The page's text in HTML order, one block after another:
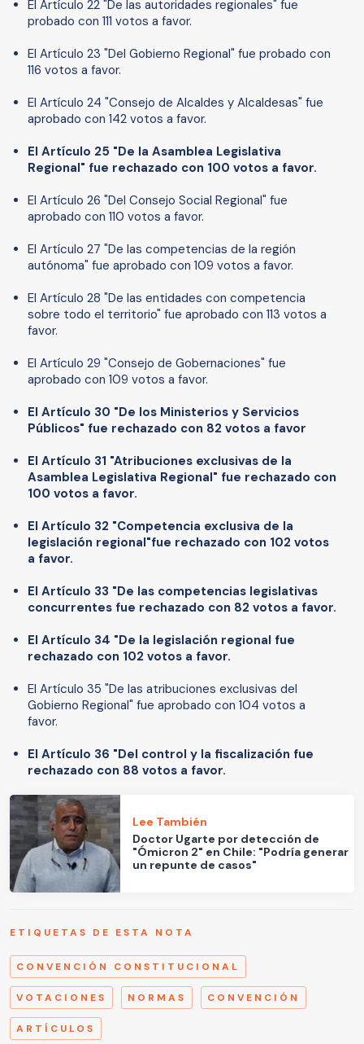
El Artículo 22 "De las autoridades regionales" fue
probado con 111 votos a favor.
El Artículo 23 "Del Gobierno Regional" fue probado con
116 votos a favor.
El Artículo 24 "Consejo de Alcaldes y Alcaldesas" fue
aprobado con 142 votos a favor.
El Artículo 25 "De la Asamblea Legislativa
Regional" fue rechazado con 100 votos a favor.
El Artículo 26 "Del Consejo Social Regional" fue
aprobado con 110 votos a favor.
El Artículo 27 "De las competencias de la región
autónoma" fue aprobado con 109 votos a favor.
El Artículo 28 "De las entidades con competencia
sobre todo el territorio" fue aprobado con 113 votos a
favor.
El Artículo 29 "Consejo de Gobernaciones" fue
aprobado con 109 votos a favor.
El Artículo 30 "De los Ministerios y Servicios
Públicos" fue rechazado con 82 votos a favor
El Artículo 31 "Atribuciones exclusivas de la
Asamblea Legislativa Regional" fue rechazado con
100 votos a favor.
El Artículo 32 "Competencia exclusiva de la
legislación regional"fue rechazado con 102 votos
a favor.
El Artículo 33 "De las competencias legislativas
concurrentes fue rechazado con 82 votos a favor.
El Artículo 34 "De la legislación regional fue
rechazado con 102 votos a favor.
El Artículo 35 "De las atribuciones exclusivas del
Gobierno Regional" fue aprobado con 104 votos a
favor.
El Artículo 36 "Del control y la fiscalización fue
rechazado con 88 votos a favor.
Lee También
Doctor Ugarte por detección de
"Ómicron 2" en Chile: "Podría generar
un repunte de casos"
ETIQUETAS DE ESTA NOTA
CONVENCIÓN CONSTITUCIONAL
VOTACIONES NORMAS CONVENCIÓN
ARTÍCULOS